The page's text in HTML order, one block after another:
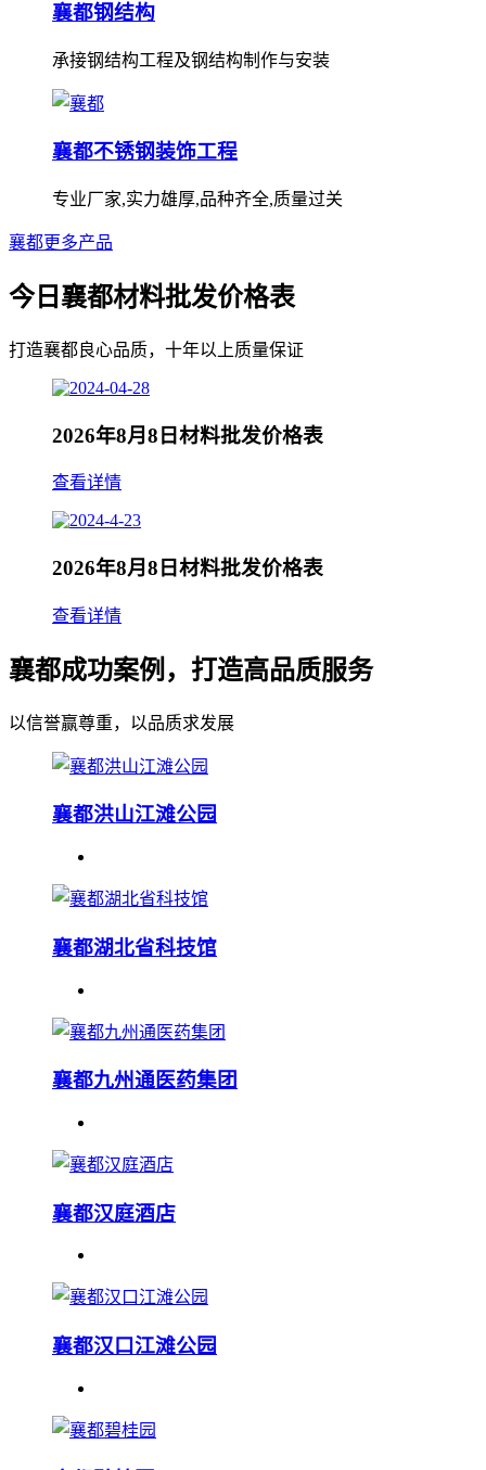
襄都钢结构
承接钢结构工程及钢结构制作与安装
襄都不锈钢装饰工程
专业厂家,实力雄厚,品种齐全,质量过关
襄都更多产品
今日襄都材料批发价格表
打造襄都良心品质，十年以上质量保证
2026年8月8日材料批发价格表
查看详情
2026年8月8日材料批发价格表
查看详情
襄都成功案例，打造高品质服务
以信誉赢尊重，以品质求发展
襄都洪山江滩公园
襄都湖北省科技馆
襄都九州通医药集团
襄都汉庭酒店
襄都汉口江滩公园